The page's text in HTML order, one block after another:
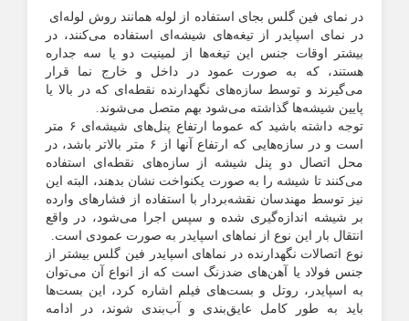
در نمای فین گلس بجای استفاده از لوله همانند روش لوله‌ای
در نمای اسپایدر از تیغه‌های شیشه‌ای استفاده می‌کنند، در
بیشتر اوقات جنس این تیغه‌ها از لمینیت دو یا سه جداره
هستند، که به صورت عمود در داخل و خارج نما قرار
می‌گیرند و توسط سازه‌های نگهدارنده نقطه‌ای که در بالا یا
پایین شیشه‌ها گذاشته می‌شود بهم متصل می‌شوند.
توجه داشته باشید که عموما ارتفاع پنل‌های شیشه‌ای ۶ متر
است و در سازه‌هایی که ارتفاع آنها از ۶ متر بالاتر باشد، در
محل اتصال دو پنل شیشه از سازه‌های نقطه‌ای استفاده
می‌کنند تا شیشه را به صورت یکنواخت نشان بدهند، البته این
نیز توسط مهندسان نقشه‌بردار با استفاده از فشارهای وارده
بر شیشه اندازه‌گیری شده و سپس اجرا می‌شود، در واقع
انتقال بار این نوع از نماهای اسپایدر به صورت عمودی است.
نوع اتصالات نگهدارنده در نماهای اسپایدر فین گلس بیشتر از
جنس فولاد یا آهن‌های ضدزنگ است که از انواع آن می‌توان
به اسپایدر، روتل و بست‌های فیلم اشاره کرد، این بست‌ها
باید به طور کامل عایق‌بندی و آب‌بندی شوند، در ادامه